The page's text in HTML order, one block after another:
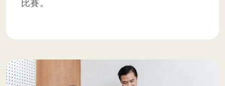
比賽。